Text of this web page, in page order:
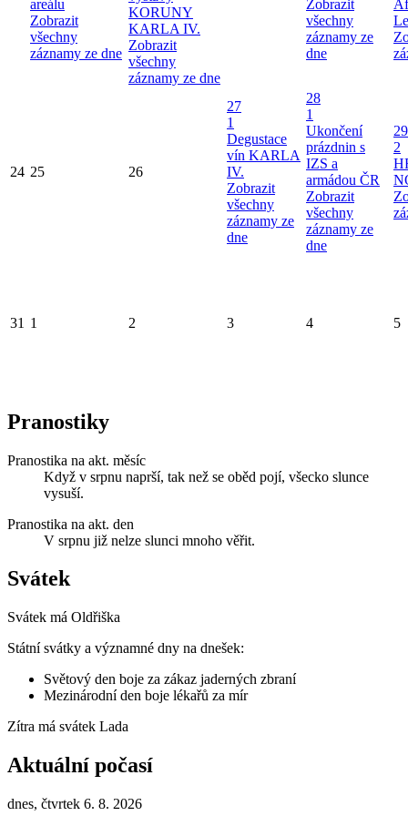
areálu
Zobrazit
všechny
záznamy ze dne
KORUNY
KARLA IV.
Zobrazit
všechny
záznamy ze dne
Zobrazit
všechny
záznamy ze
dne
24 25 26
27
1
Degustace
vín KARLA
IV.
Zobrazit
všechny
záznamy ze
dne
28
1
Ukončení
prázdnin s
IZS a
armádou ČR
Zobrazit
všechny
záznamy ze
dne
29
2
31 1 2 3 4 5
Pranostiky
Pranostika na akt. měsíc
Když v srpnu naprší, tak než se oběd pojí, všecko slunce
vysuší.
Pranostika na akt. den
V srpnu již nelze slunci mnoho věřit.
Svátek
Svátek má Oldřiška
Státní svátky a významné dny na dnešek:
Světový den boje za zákaz jaderných zbraní
Mezinárodní den boje lékařů za mír
Zítra má svátek Lada
Aktuální počasí
dnes, čtvrtek 6. 8. 2026